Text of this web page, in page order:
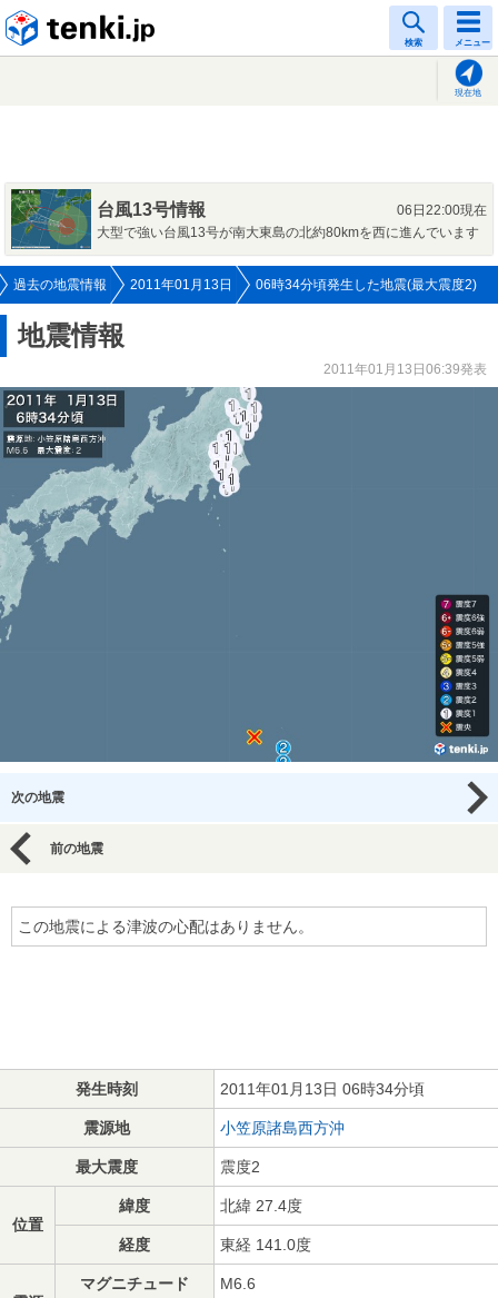
検索 メニュー
現在地
台風13号情報
06日22:00現在
大型で強い台風13号が南大東島の北約80kmを西に進んでいます
過去の地震情報 2011年01月13日 06時34分頃発生した地震(最大震度2)
地震情報
2011年01月13日06:39発表
次の地震
前の地震
この地震による津波の心配はありません。
発生時刻 2011年01月13日 06時34分頃
震源地 小笠原諸島西方沖
最大震度 震度2
位置
緯度 北緯 27.4度
経度 東経 141.0度
マグニチュード M6.6